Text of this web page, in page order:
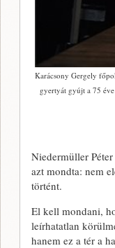
Karácsony Gergely
gyertyát gyújt a 75
Niedermüller
azt mondta: nem
történt.
El kell mondani,
leírhatatlan
hanem ez a tér a